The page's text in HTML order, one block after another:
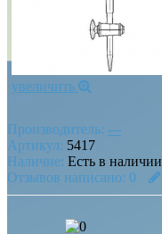
увеличить
Производитель: ---
Артикул: 5417
Наличие: Есть в наличии
Отзывов написано: 0